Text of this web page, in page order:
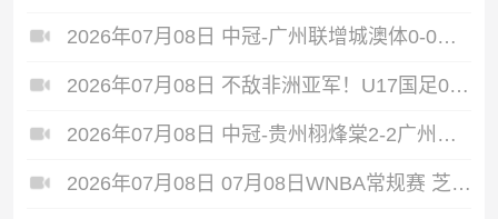
2026年07月08日 中冠-广州联增城澳体0-0战平重庆两江瀚达 双方握手言和
2026年07月08日 不敌非洲亚军！U17国足0-2坦桑尼亚U17 帅惟浩失良机基津加世界波
2026年07月08日 中冠-贵州栩烽棠2-2广州黄埔志诚 广州两度落后两度扳平
2026年07月08日 07月08日WNBA常规赛 芝加哥天空 77 - 66 菲尼克斯水星 集锦